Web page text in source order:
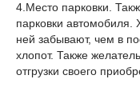
4.Место парковки.
парковки автомобиля.
ней забывают, чем в
хлопот. Также
отгрузки своего